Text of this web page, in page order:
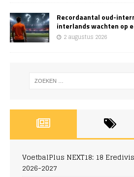
Recordaantal oud-
interlands wachten op
2 augustus 2026
VoetbalPlus NEXT18: 18
2026-2027